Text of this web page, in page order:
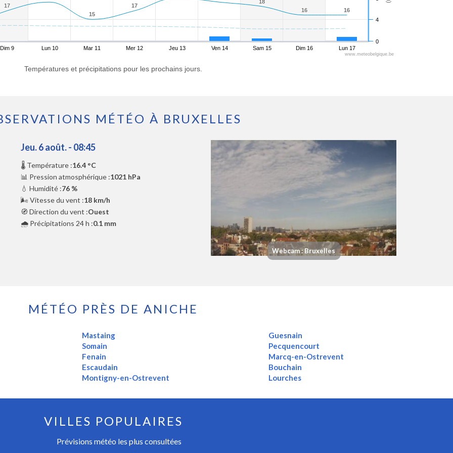
17
17
15
15
17
17
18
18
16
16 16
16
Dim 9 Lun 10 Mar 11 Mer 12 Jeu 13 Ven 14 Sam 15 Dim 16 Lun 17
0
4
www.meteobelgique.be
Températures et précipitations pour les prochains jours.
MÉTÉO À BRUXELLES
Jeu. 6 août. - 08:45
🌡️ Température :16.4 °C
📊 Pression atmosphérique :1021 hPa
💧 Humidité :76 %
🌬️ Vitesse du vent :18 km/h
🧭 Direction du vent :Ouest
🌧️ Précipitations 24 h :0.1 mm
Webcam : Bruxelles
MÉTÉO PRÈS DE ANICHE
Mastaing
Somain
Fenain
Escaudain
Montigny-en-Ostrevent
Guesnain
Pecquencourt
Marcq-en-Ostrevent
Bouchain
Lourches
VILLES POPULAIRES
Prévisions météo les plus consultées